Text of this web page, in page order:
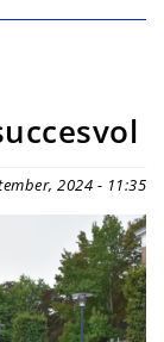
2024 - 11:35